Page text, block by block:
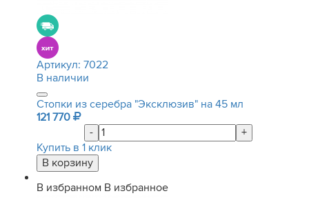
Артикул: 7022
В наличии
Стопки из серебра "Эксклюзив" на 45 мл
121 770
-
+
Купить в 1 клик
В избранном В избранное